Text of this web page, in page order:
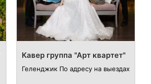
Кавер группа "Арт квартет"
Геленджик По адресу на выездах